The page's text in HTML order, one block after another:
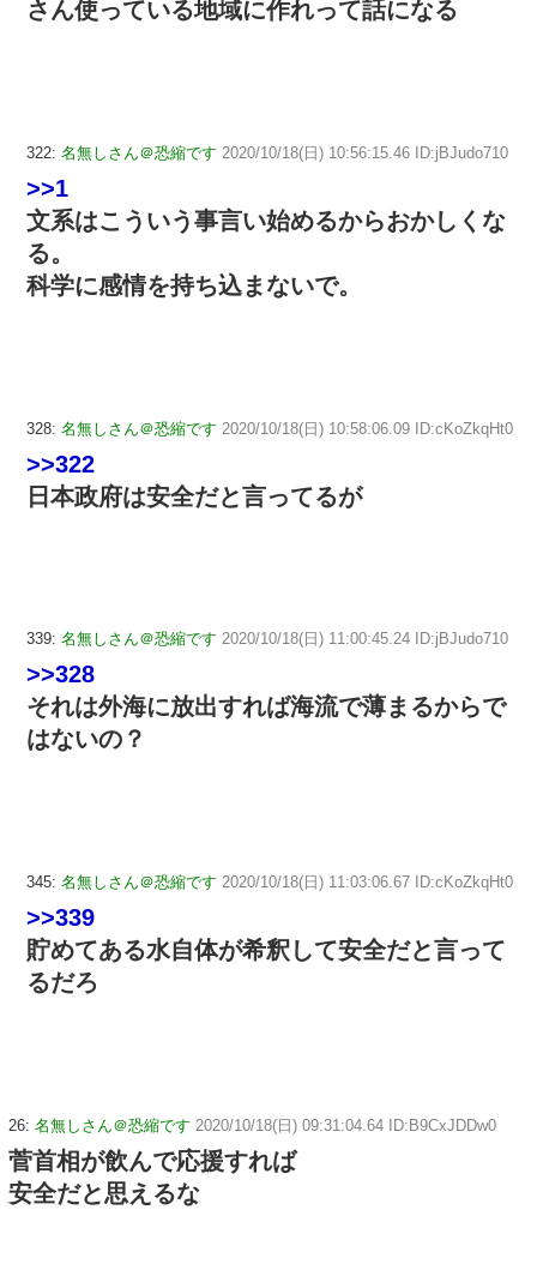
さん使っている地域に作れって話になる
322: 名無しさん＠恐縮です 2020/10/18(日) 10:56:15.46 ID:jBJudo710
>>1
文系はこういう事言い始めるからおかしくな
る。
科学に感情を持ち込まないで。
328: 名無しさん＠恐縮です 2020/10/18(日) 10:58:06.09 ID:cKoZkqHt0
>>322
日本政府は安全だと言ってるが
339: 名無しさん＠恐縮です 2020/10/18(日) 11:00:45.24 ID:jBJudo710
>>328
それは外海に放出すれば海流で薄まるからで
はないの？
345: 名無しさん＠恐縮です 2020/10/18(日) 11:03:06.67 ID:cKoZkqHt0
>>339
貯めてある水自体が希釈して安全だと言って
るだろ
26: 名無しさん＠恐縮です 2020/10/18(日) 09:31:04.64 ID:B9CxJDDw0
菅首相が飲んで応援すれば
安全だと思えるな